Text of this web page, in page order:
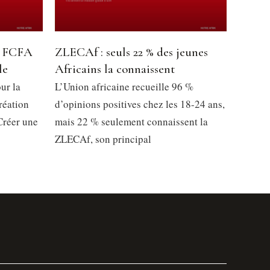
la
une
ZLECAf : seuls 22 % des jeunes
Africains la connaissent
L’Union africaine recueille 96 %
d’opinions positives chez les 18-24 ans,
mais 22 % seulement connaissent la
ZLECAf, son principal